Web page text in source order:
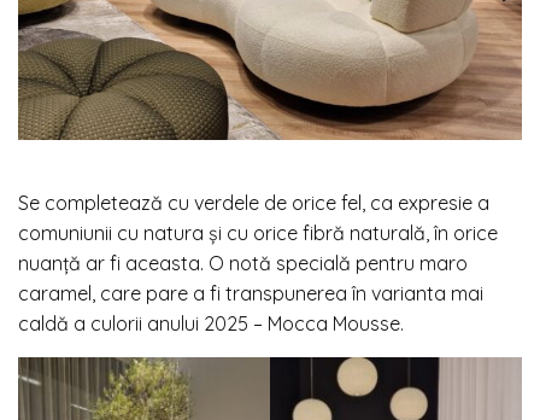
Se completează cu verdele de orice fel, ca expresie a
comuniunii cu natura și cu orice fibră naturală, în orice
nuanță ar fi aceasta. O notă specială pentru maro
caramel, care pare a fi transpunerea în varianta mai
caldă a culorii anului 2025 – Mocca Mousse.